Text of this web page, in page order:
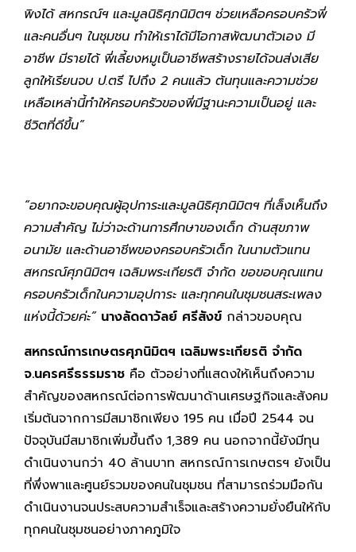
พิงได้ สหกรณ์ฯ และมูลนิธิศุภนิมิตฯ ช่วยเหลือครอบครัวพี่
และคนอื่นๆ ในชุมชน ทำให้เราได้มีโอกาสพัฒนาตัวเอง มี
อาชีพ มีรายได้ พี่เลี้ยงหมูเป็นอาชีพสร้างรายได้จนส่งเสีย
ลูกให้เรียนจบ ป.ตรี ไปถึง 2 คนแล้ว ต้นทุนและความช่วย
เหลือเหล่านี้ทำให้ครอบครัวของพี่มีฐานะความเป็นอยู่ และ
ชีวิตที่ดีขึ้น”
“อยากจะขอบคุณผู้อุปการะและมูลนิธิศุภนิมิตฯ ที่เล็งเห็นถึง
ความสำคัญ ไม่ว่าจะด้านการศึกษาของเด็ก ด้านสุขภาพ
อนามัย และด้านอาชีพของครอบครัวเด็ก ในนามตัวแทน
สหกรณ์ศุภนิมิตฯ เฉลิมพระเกียรติ จำกัด ขอขอบคุณแทน
ครอบครัวเด็กในความอุปการะ และทุกคนในชุมชนสระเพลง
แห่งนี้ด้วยค่ะ” นางลัดดาวัลย์ ศรีสังข์ กล่าวขอบคุณ
สหกรณ์การเกษตรศุภนิมิตฯ เฉลิมพระเกียรติ จำกัด
จ.นครศรีธรรมราช คือ ตัวอย่างที่แสดงให้เห็นถึงความ
สำคัญของสหกรณ์ต่อการพัฒนาด้านเศรษฐกิจและสังคม
เริ่มต้นจากการมีสมาชิกเพียง 195 คน เมื่อปี 2544 จน
ปัจจุบันมีสมาชิกเพิ่มขึ้นถึง 1,389 คน นอกจากนี้ยังมีทุน
ดำเนินงานกว่า 40 ล้านบาท สหกรณ์การเกษตรฯ ยังเป็น
ที่พึ่งพาและศูนย์รวมของคนในชุมชน ที่สามารถร่วมมือกัน
ดำเนินงานจนประสบความสำเร็จและสร้างความยั่งยืนให้กับ
ทุกคนในชุมชนอย่างภาคภูมิใจ